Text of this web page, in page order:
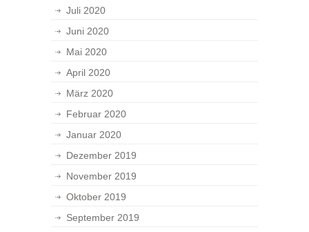
Juli 2020
Juni 2020
Mai 2020
April 2020
März 2020
Februar 2020
Januar 2020
Dezember 2019
November 2019
Oktober 2019
September 2019